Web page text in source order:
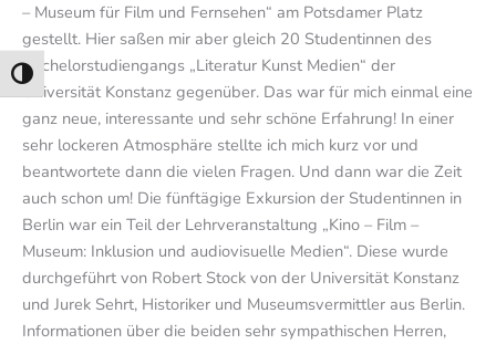
Umschalten auf hohe Kontraste
– Museum für Film und Fernsehen“ am Potsdamer Platz
gestellt. Hier saßen mir aber gleich 20 Studentinnen des
Bachelorstudiengangs „Literatur Kunst Medien“ der
Universität Konstanz gegenüber. Das war für mich einmal eine
ganz neue, interessante und sehr schöne Erfahrung! In einer
sehr lockeren Atmosphäre stellte ich mich kurz vor und
beantwortete dann die vielen Fragen. Und dann war die Zeit
auch schon um! Die fünftägige Exkursion der Studentinnen in
Berlin war ein Teil der Lehrveranstaltung „Kino – Film –
Museum: Inklusion und audiovisuelle Medien“. Diese wurde
durchgeführt von Robert Stock von der Universität Konstanz
und Jurek Sehrt, Historiker und Museumsvermittler aus Berlin.
Informationen über die beiden sehr sympathischen Herren,